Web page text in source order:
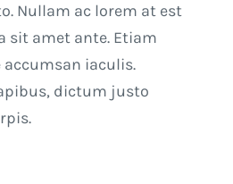
Nullam ac lorem at est
amet ante. Etiam
iaculis.
dictum justo